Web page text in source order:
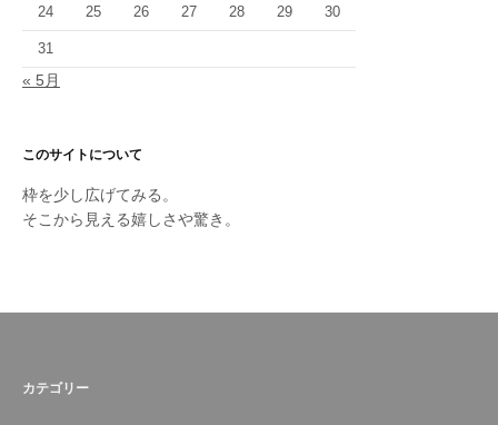
24 25 26 27 28 29 30
31
« 5月
このサイトについて
枠を少し広げてみる。
そこから見える嬉しさや驚き。
カテゴリー